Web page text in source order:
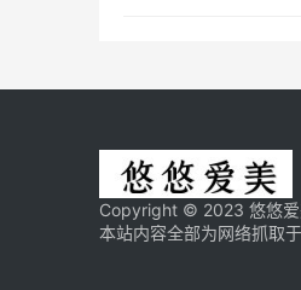
Copyright © 2023 悠悠爱
本站内容全部为网络抓取